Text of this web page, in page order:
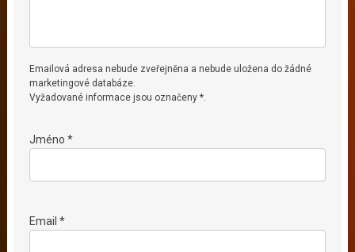
Emailová adresa nebude zveřejněna a nebude uložena do žádné
marketingové databáze.
Vyžadované informace jsou označeny *.
Jméno *
Email *